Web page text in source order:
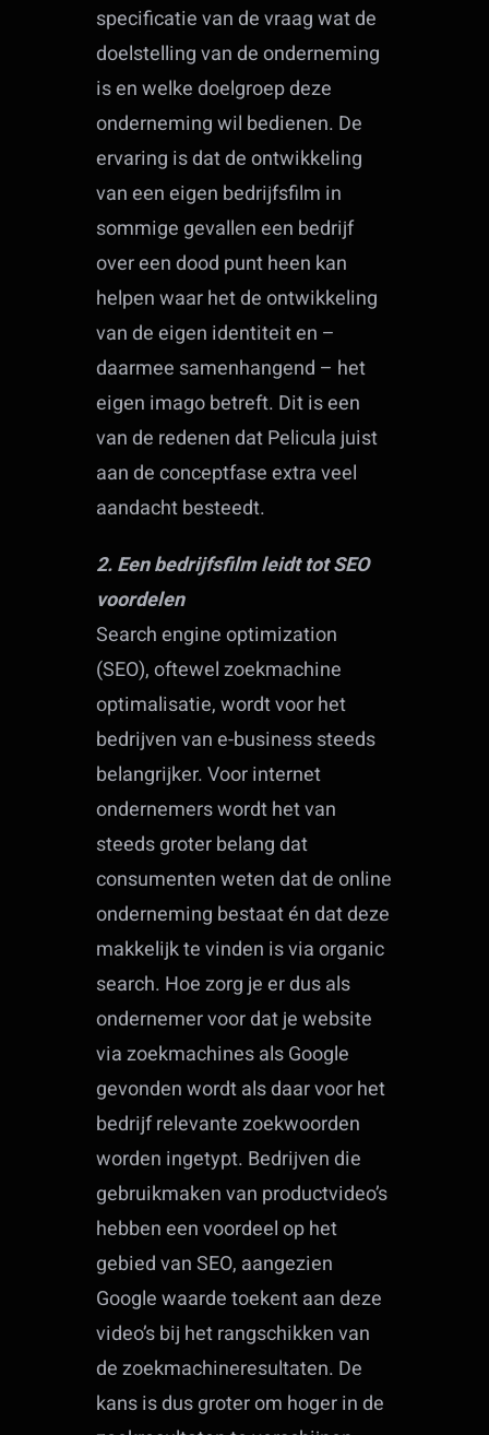
specificatie van de vraag wat de
doelstelling van de onderneming
is en welke doelgroep deze
onderneming wil bedienen. De
ervaring is dat de ontwikkeling
van een eigen bedrijfsfilm in
sommige gevallen een bedrijf
over een dood punt heen kan
helpen waar het de ontwikkeling
van de eigen identiteit en –
daarmee samenhangend – het
eigen imago betreft. Dit is een
van de redenen dat Pelicula juist
aan de conceptfase extra veel
aandacht besteedt.
2. Een bedrijfsfilm leidt tot SEO
voordelen
Search engine optimization
(SEO), oftewel zoekmachine
optimalisatie, wordt voor het
bedrijven van e-business steeds
belangrijker. Voor internet
ondernemers wordt het van
steeds groter belang dat
consumenten weten dat de online
onderneming bestaat én dat deze
makkelijk te vinden is via organic
search. Hoe zorg je er dus als
ondernemer voor dat je website
via zoekmachines als Google
gevonden wordt als daar voor het
bedrijf relevante zoekwoorden
worden ingetypt. Bedrijven die
gebruikmaken van productvideo’s
hebben een voordeel op het
gebied van SEO, aangezien
Google waarde toekent aan deze
video’s bij het rangschikken van
de zoekmachineresultaten. De
kans is dus groter om hoger in de